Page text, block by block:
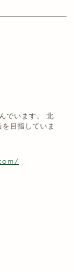
でいます。 北
目指していま